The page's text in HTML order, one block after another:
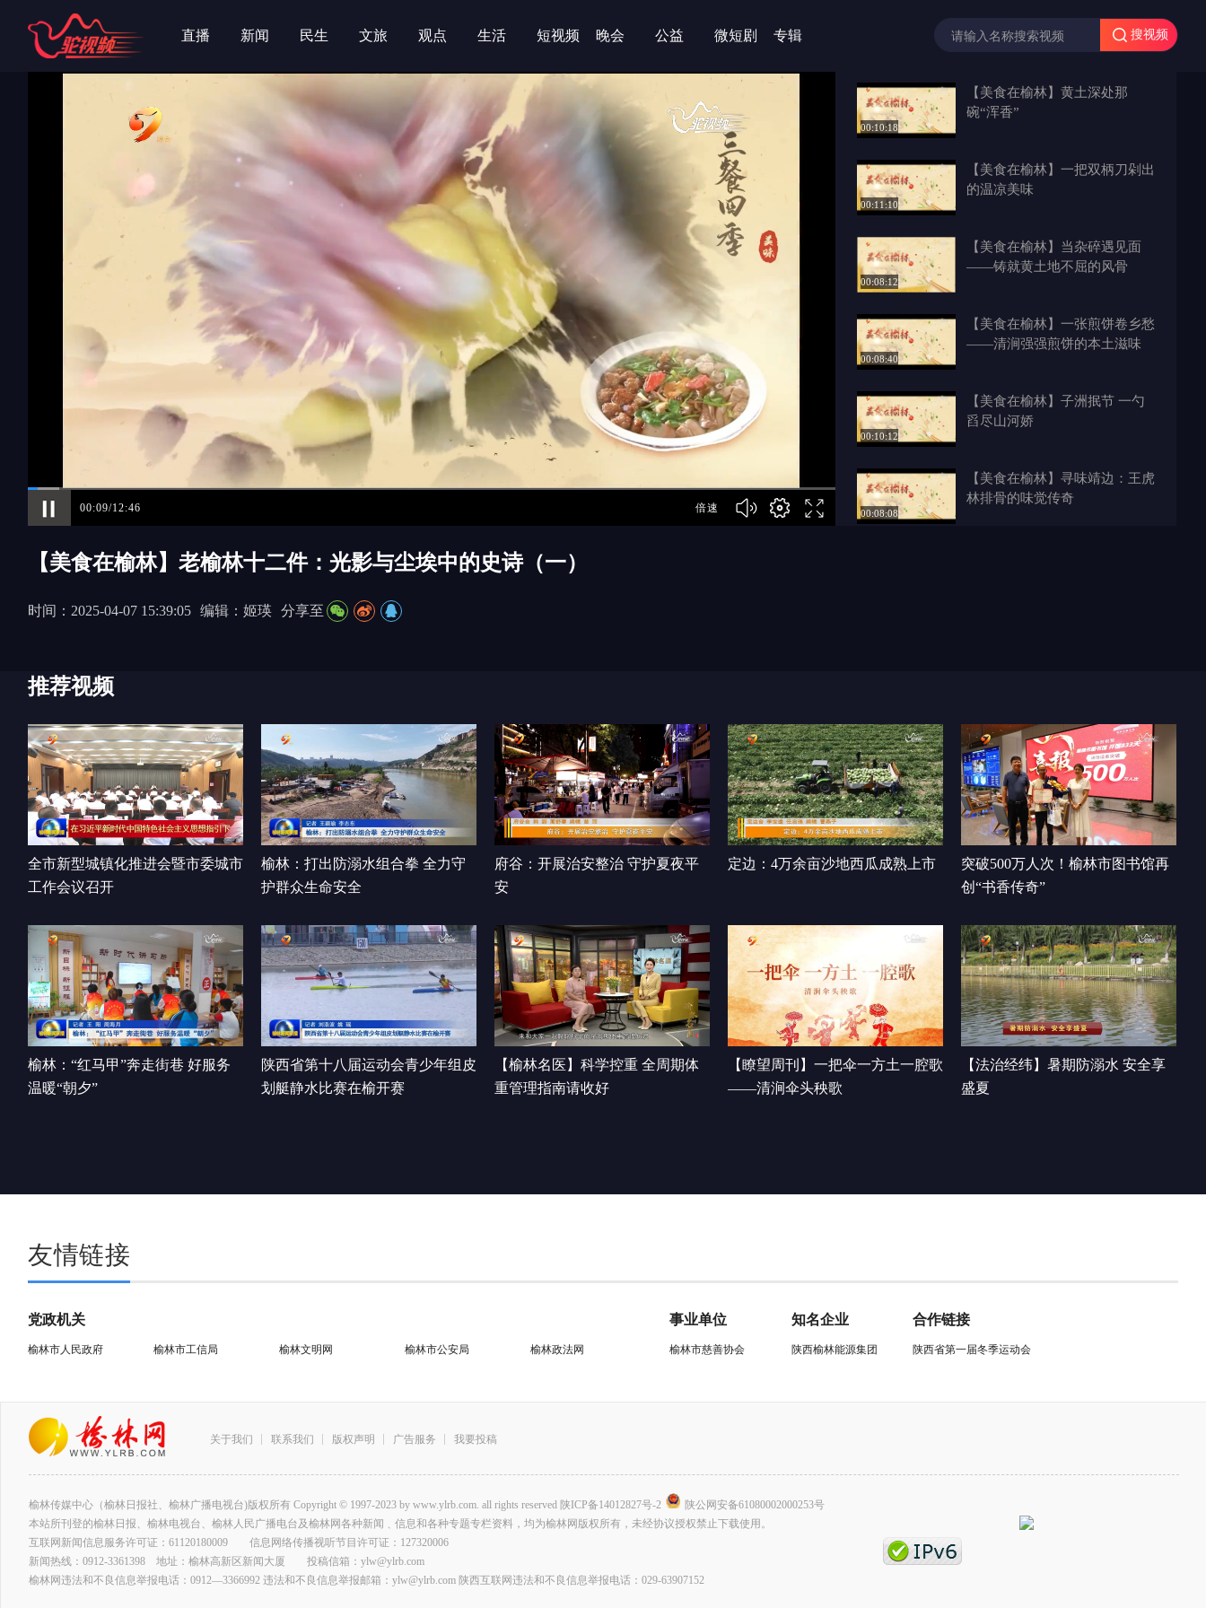
字
字 直播 新闻 民生 文旅 观点 生活 短视频 晚会 公益 微短剧 专辑 搜视频
00:10/12:46 倍速
00:10:18
【美食在榆林】黄土深处那
碗“浑香”
00:11:10
【美食在榆林】一把双柄刀剁出
的温凉美味
00:08:12
【美食在榆林】当杂碎遇见面
——铸就黄土地不屈的风骨
00:08:40
【美食在榆林】一张煎饼卷乡愁
——清涧强强煎饼的本土滋味
00:10:12
【美食在榆林】子洲抿节 一勺
舀尽山河娇
00:08:08
【美食在榆林】寻味靖边：王虎
林排骨的味觉传奇
00:09:30
火豪情
00:09:15
【美食在榆林】子洲油饼的多味
传奇
【美食在榆林】老榆林十二件：光影与尘埃中的史诗（一）
时间：2025-04-07 15:39:05 编辑：姬瑛 分享至
推荐视频
全市新型城镇化推进会暨市委城市
工作会议召开
榆林：打出防溺水组合拳 全力守
护群众生命安全
府谷：开展治安整治 守护夏夜平
安
定边：4万余亩沙地西瓜成熟上市
突破500万人次！榆林市图书馆再
创“书香传奇”
榆林：“红马甲”奔走街巷 好服务
温暖“朝夕”
陕西省第十八届运动会青少年组皮
划艇静水比赛在榆开赛
【榆林名医】科学控重 全周期体
重管理指南请收好
【瞭望周刊】一把伞一方土一腔歌
——清涧伞头秧歌
【法治经纬】暑期防溺水 安全享
盛夏
友情链接
党政机关
榆林市人民政府 榆林市工信局 榆林文明网 榆林市公安局 榆林政法网
事业单位
榆林市慈善协会
知名企业
陕西榆林能源集团
合作链接
陕西省第一届冬季运动会
关于我们 联系我们 版权声明 广告服务 我要投稿
榆林传媒中心（榆林日报社、榆林广播电视台)版权所有 Copyright © 1997-2023 by www.ylrb.com. all rights reserved 陕ICP备14012827号-2
陕公网安备61080002000253号
本站所刊登的榆林日报、榆林电视台、榆林人民广播电台及榆林网各种新闻﹑信息和各种专题专栏资料，均为榆林网版权所有，未经协议授权禁止下载使用。
互联网新闻信息服务许可证：61120180009 信息网络传播视听节目许可证：127320006
新闻热线：0912-3361398 地址：榆林高新区新闻大厦 投稿信箱：ylw@ylrb.com
榆林网违法和不良信息举报电话：0912—3366992 违法和不良信息举报邮箱：ylw@ylrb.com 陕西互联网违法和不良信息举报电话：029-63907152